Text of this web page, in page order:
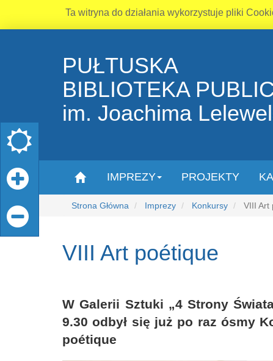
Ta witryna do działania wykorzystuje pliki
PUŁTUSKA
BIBLIOTEKA
im. Joachima
IMPREZY PROJEKTY
Strona Główna Imprezy Konkursy VIII Art
VIII Art poétique
W Galerii Sztuki „4 Strony
9.30 odbył się już po raz ósmy
poétique